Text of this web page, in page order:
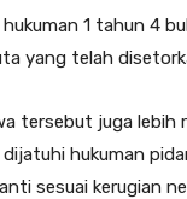
1 tahun 4
yang telah
tersebut juga
hukuman
sesuai kerugian